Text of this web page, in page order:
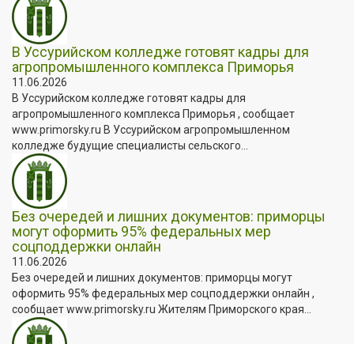
В Уссурийском колледже готовят кадры для
агропромышленного комплекса Приморья
11.06.2026
В Уссурийском колледже готовят кадры для
агропромышленного комплекса Приморья , сообщает
www.primorsky.ru В Уссурийском агропромышленном
колледже будущие специалисты сельского...
Без очередей и лишних документов: приморцы
могут оформить 95% федеральных мер
соцподдержки онлайн
11.06.2026
Без очередей и лишних документов: приморцы могут
оформить 95% федеральных мер соцподдержки онлайн ,
сообщает www.primorsky.ru Жителям Приморского края...